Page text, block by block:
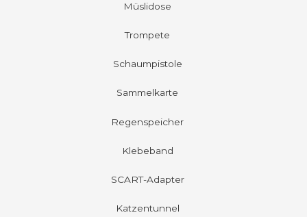
Müslidose
Trompete
Schaumpistole
Sammelkarte
Regenspeicher
Klebeband
SCART-Adapter
Katzentunnel